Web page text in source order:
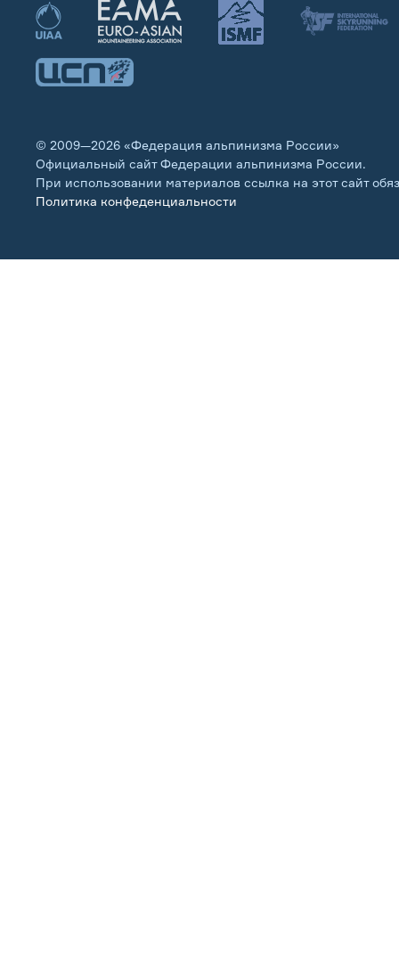
© 2009—2026 «Федерация альпинизма России»
Официальный сайт Федерации альпинизма России.
При использовании материалов ссылка на этот сайт
Политика конфеденциальности